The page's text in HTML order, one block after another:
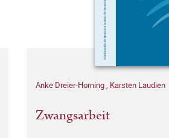
Anke Dreier-Horning Karsten Laudien
Zwangsarbeit